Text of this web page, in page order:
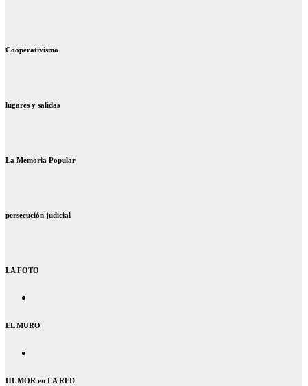
Cooperativismo
lugares y salidas
La Memoria Popular
persecución judicial
LA FOTO
EL MURO
HUMOR en LA RED